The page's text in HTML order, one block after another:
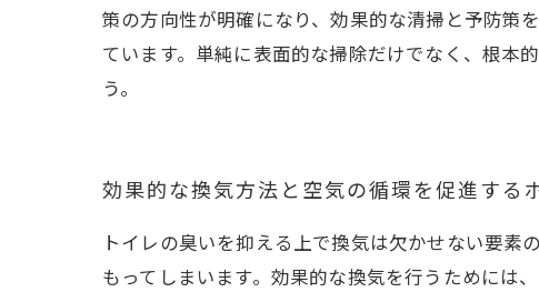
策の方向性が明確になり、効果的な清掃と予防策
ています。単純に表面的な掃除だけでなく、根本
う。
効果的な換気方法と空気の循環を促進する
トイレの臭いを抑える上で換気は欠かせない要
もってしまいます。効果的な換気を行うためには